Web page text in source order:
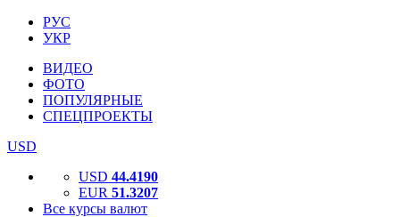
РУС
УКР
ВИДЕО
ФОТО
ПОПУЛЯРНЫЕ
СПЕЦПРОЕКТЫ
USD
USD 44.4190
EUR 51.3207
Все курсы валют